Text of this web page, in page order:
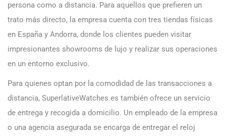
persona como a distancia. Para aquellos que prefieren un
trato más directo, la empresa cuenta con tres tiendas físicas
en España y Andorra, donde los clientes pueden visitar
impresionantes showrooms de lujo y realizar sus operaciones
en un entorno exclusivo.
Para quienes optan por la comodidad de las transacciones a
distancia, SuperlativeWatches.es también ofrece un servicio
de entrega y recogida a domicilio. Un empleado de la empresa
o una agencia asegurada se encarga de entregar el reloj